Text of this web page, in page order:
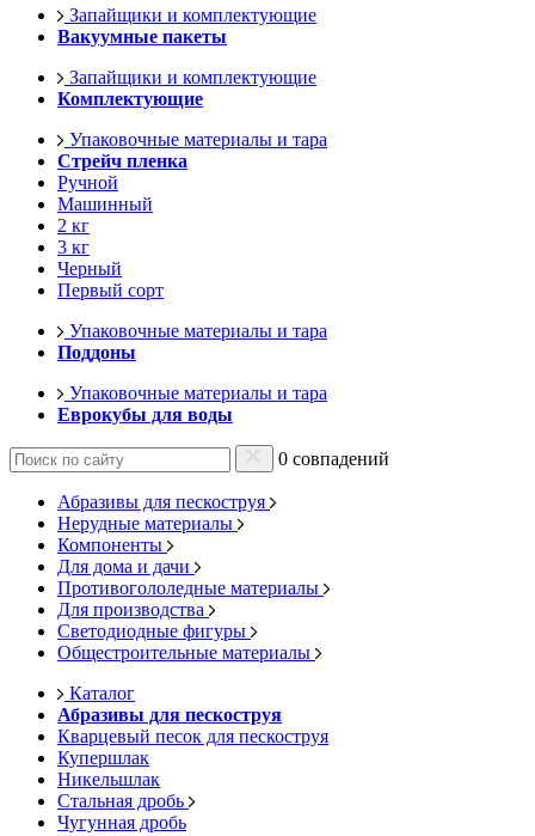
Запайщики и комплектующие
Вакуумные пакеты
Запайщики и комплектующие
Комплектующие
Упаковочные материалы и тара
Стрейч пленка
Ручной
Машинный
2 кг
3 кг
Черный
Первый сорт
Упаковочные материалы и тара
Поддоны
Упаковочные материалы и тара
Еврокубы для воды
0 совпадений
Абразивы для пескоструя
Нерудные материалы
Компоненты
Для дома и дачи
Противогололедные материалы
Для производства
Светодиодные фигуры
Общестроительные материалы
Каталог
Абразивы для пескоструя
Кварцевый песок для пескоструя
Купершлак
Никельшлак
Стальная дробь
Чугунная дробь